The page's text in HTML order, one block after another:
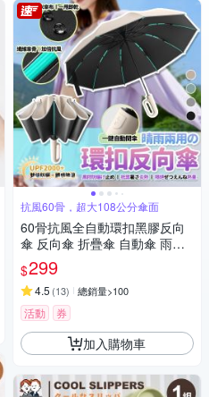
抗風60骨，超大108公分傘面
60骨抗風全自動環扣黑膠反向
傘 反向傘 折疊傘 自動傘 雨傘
遮陽傘 樂豐生活
$299
4.5 (13) 總銷量>100
活動 券
加入購物車